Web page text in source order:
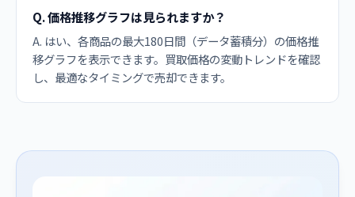
Q. 価格推移グラフは見られますか？
A. はい、各商品の最大180日間（データ蓄積分）の価格推
移グラフを表示できます。買取価格の変動トレンドを確認
し、最適なタイミングで売却できます。